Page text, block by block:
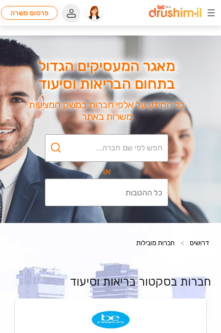
פרסום משרה
מאגר המעסיקים הגדול
בתחום הבריאות וסיעוד
כל המידע על אלפי חברות במשק המציעות
משרות באתר
או
כל ההטבות
דרושים > חברות מובילות
חברות בסקטור בריאות וסיעוד